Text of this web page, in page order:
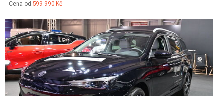
Cena od 599 990 Kč